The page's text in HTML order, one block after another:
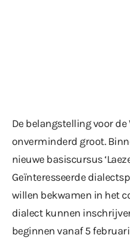
De belangstelling voor
onverminderd groot.
nieuwe basiscursus
Geïnteresseerde
willen bekwamen in het
dialect kunnen
beginnen vanaf 5